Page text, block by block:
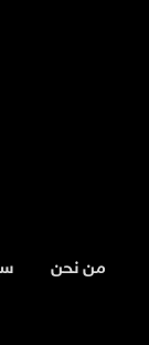
من نحن